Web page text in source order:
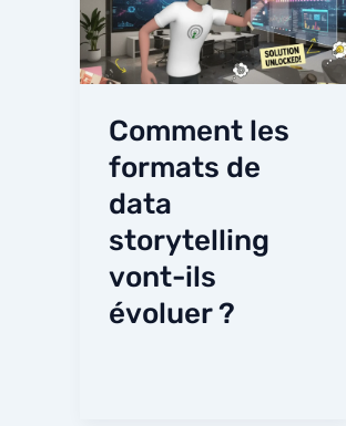
Comment les
formats de
data
storytelling
vont-ils
évoluer ?